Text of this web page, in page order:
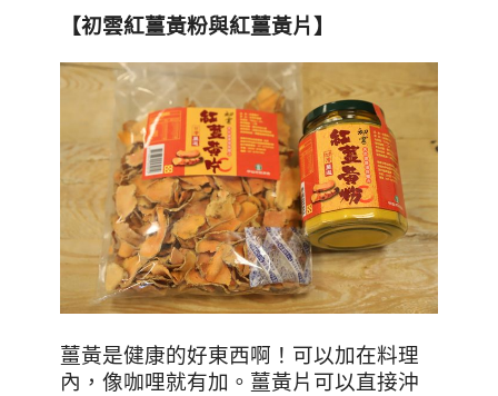
【初雲紅薑黃粉與紅薑黃片】
薑黃是健康的好東西啊！可以加在料理
內，像咖哩就有加。薑黃片可以直接沖